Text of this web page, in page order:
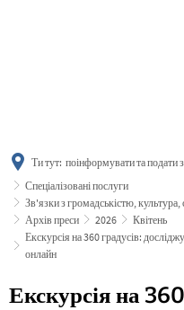
Ти тут: поінформувати та подати
Спеціалізовані послуги
Зв'язки з громадськістю, культура,
Архів преси
2026
Квітень
Екскурсія на 360 градусів:
онлайн
Екскурсія на